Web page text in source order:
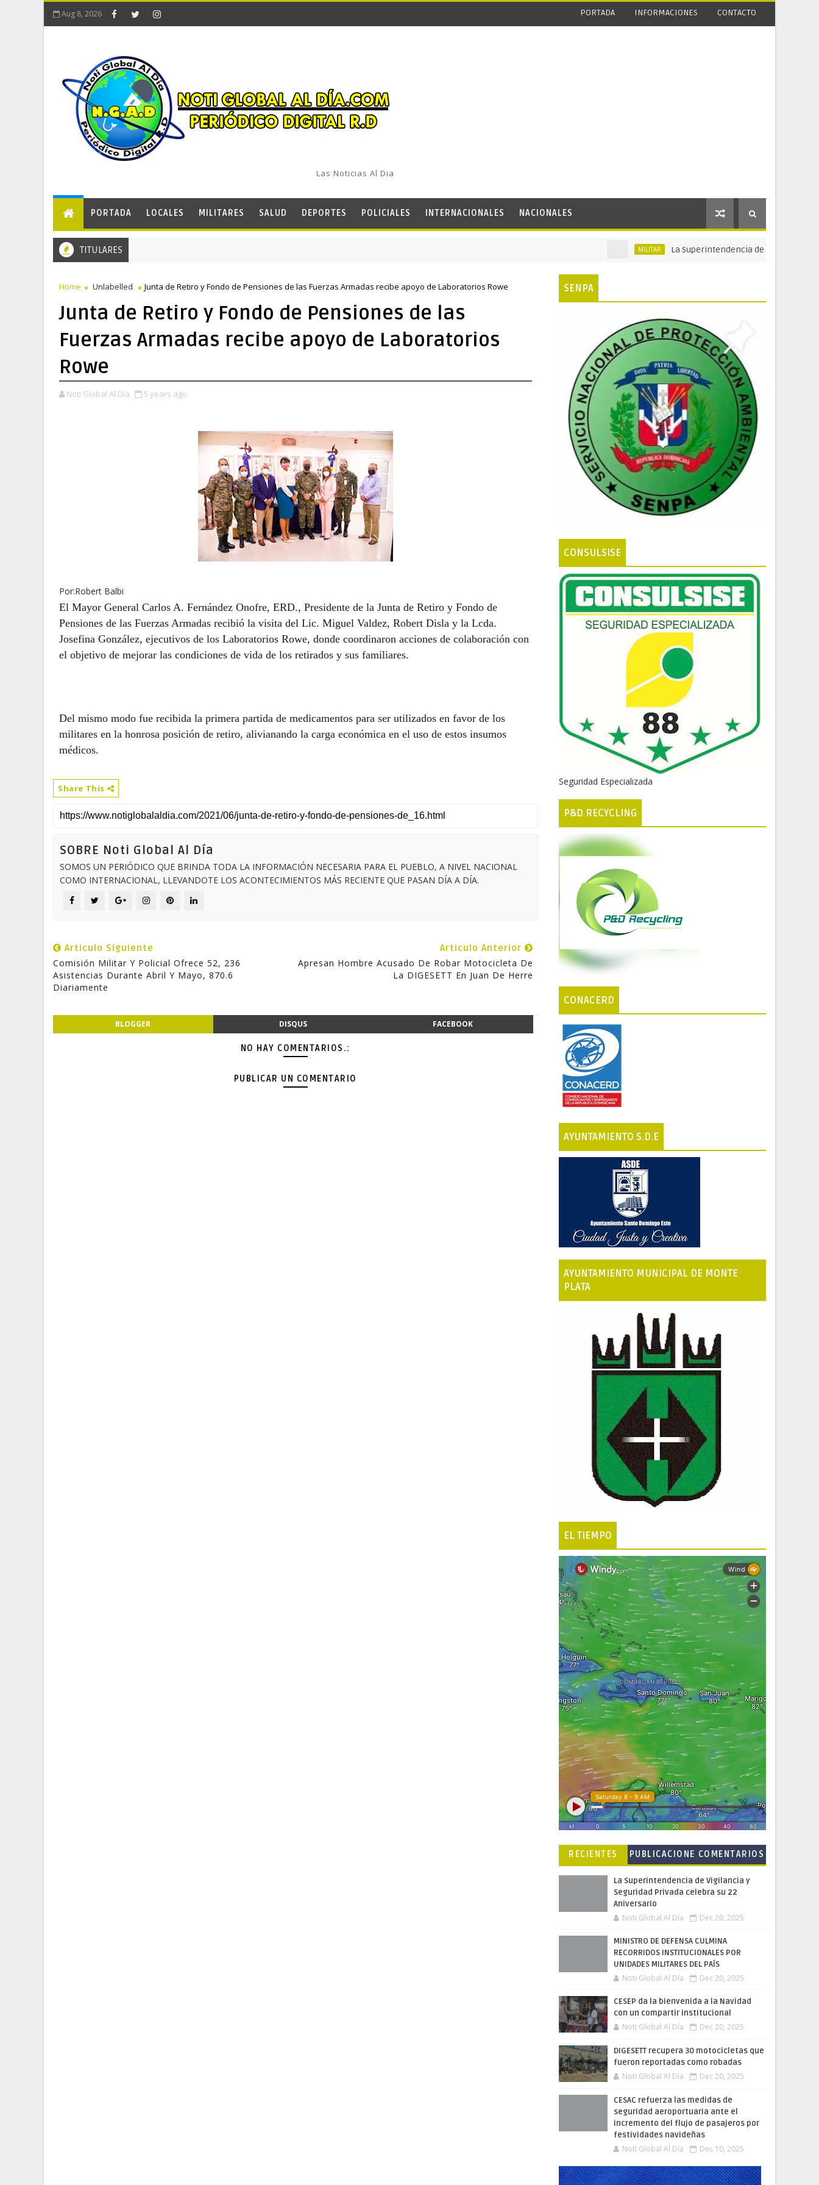
Aug 8, 2026 PORTADA INFORMACIONES CONTACTO
Las Noticias Al Dia
PORTADA LOCALES MILITARES SALUD DEPORTES POLICIALES INTERNACIONALES NACIONALES
TITULARES La Superintendencia de Vigilancia y
Home Unlabelled Junta de Retiro y Fondo de Pensiones de las Fuerzas Armadas recibe apoyo de Laboratorios Rowe
Junta de Retiro y Fondo de Pensiones de las
Fuerzas Armadas recibe apoyo de Laboratorios
Rowe
Noti Global Al Día 5 years ago
Por:Robert Balbi
El Mayor General Carlos A. Fernández Onofre, ERD., Presidente de la Junta de Retiro y Fondo de
Pensiones de las Fuerzas Armadas recibió la visita del Lic. Miguel Valdez, Robert Disla y la Lcda.
Josefina González, ejecutivos de los Laboratorios Rowe, donde coordinaron acciones de colaboración con
el objetivo de mejorar las condiciones de vida de los retirados y sus familiares.
Del mismo modo fue recibida la primera partida de medicamentos para ser utilizados en favor de los
militares en la honrosa posición de retiro, alivianando la carga económica en el uso de estos insumos
médicos.
Share This
SOBRE Noti Global Al Día
SOMOS UN PERIÓDICO QUE BRINDA TODA LA INFORMACIÓN NECESARIA PARA EL PUEBLO, A NIVEL NACIONAL
COMO INTERNACIONAL, LLEVANDOTE LOS ACONTECIMIENTOS MÁS RECIENTE QUE PASAN DÍA A DÍA.
Articulo Siguiente
Comisión Militar Y Policial Ofrece 52, 236
Asistencias Durante Abril Y Mayo, 870.6
Diariamente
Articulo Anterior
Apresan Hombre Acusado De Robar Motocicleta De
La DIGESETT En Juan De Herre
BLOGGER DISQUS FACEBOOK
NO HAY COMENTARIOS.:
PUBLICAR UN COMENTARIO
SENPA
CONSULSISE
Seguridad Especializada
P&D RECYCLING
CONACERD
AYUNTAMIENTO S.D.E
AYUNTAMIENTO MUNICIPAL DE MONTE
PLATA
EL TIEMPO
RECIENTES
PUBLICACIONE COMENTARIOS
La Superintendencia de Vigilancia y
Seguridad Privada celebra su 22
Aniversario
Noti Global Al Día Dec 20, 2025
MINISTRO DE DEFENSA CULMINA
RECORRIDOS INSTITUCIONALES POR
UNIDADES MILITARES DEL PAÍS
Noti Global Al Día Dec 20, 2025
CESEP da la bienvenida a la Navidad
con un compartir institucional
Noti Global Al Día Dec 20, 2025
DIGESETT recupera 30 motocicletas que
fueron reportadas como robadas
Noti Global Al Día Dec 20, 2025
CESAC refuerza las medidas de
seguridad aeroportuaria ante el
incremento del flujo de pasajeros por
festividades navideñas
Noti Global Al Día Dec 10, 2025